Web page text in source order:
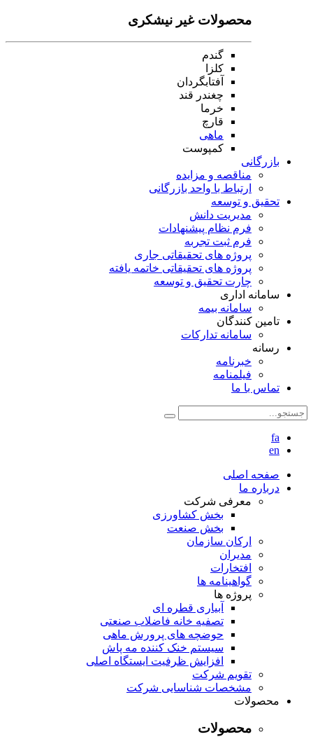
محصولات غیر نیشکری
گندم
کلزا
آفتابگردان
چغندر قند
خرما
قارچ
ماهی
کمپوست
بازرگانی
مناقصه و مزایده
ارتباط با واحد بازرگانی
تحقیق و توسعه
مدیریت دانش
فرم نظام پیشنهادات
فرم ثبت تجربه
پروژه های تحقیقاتی جاری
پروژه های تحقیقاتی خاتمه یافته
چارت تحقیق و توسعه
سامانه اداری
سامانه بیمه
تامین کنندگان
سامانه تدارکات
رسانه
خبرنامه
فیلمنامه
تماس با ما
fa
en
صفحه اصلی
درباره ما
معرفی شرکت
بخش کشاورزی
بخش صنعت
ارکان سازمان
مدیران
افتخارات
گواهینامه ها
پروژه ها
آبیاری قطره ای
تصفیه خانه فاضلاب صنعتی
حوضچه های پرورش ماهی
سیستم خنک کننده مه پاش
افزایش ظرفیت ایستگاه اصلی
تقویم شرکت
مشخصات شناسایی شرکت
محصولات
محصولات